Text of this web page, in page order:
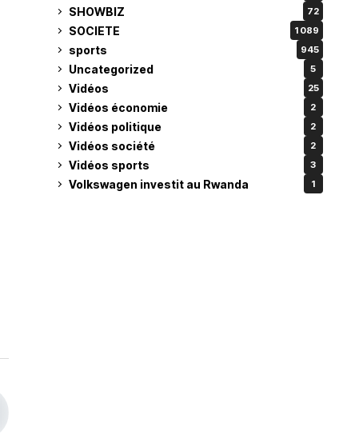
SHOWBIZ 72
SOCIETE 1 089
sports 945
Uncategorized 5
Vidéos 25
Vidéos économie 2
Vidéos politique 2
Vidéos société 2
Vidéos sports 3
Volkswagen investit au Rwanda 1